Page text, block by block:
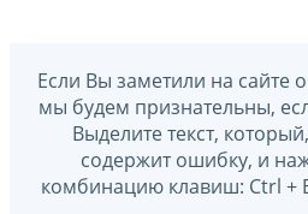
Если Вы заметили на сайте
мы будем признательны,
Выделите текст,
содержит ошибку, и
комбинацию клавиш: Ctrl +